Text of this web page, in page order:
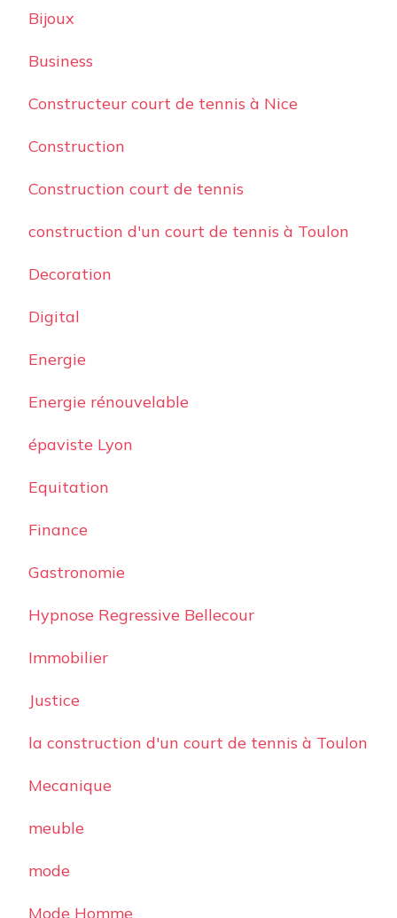
Bijoux
Business
Constructeur court de tennis à Nice
Construction
Construction court de tennis
construction d'un court de tennis à Toulon
Decoration
Digital
Energie
Energie rénouvelable
épaviste Lyon
Equitation
Finance
Gastronomie
Hypnose Regressive Bellecour
Immobilier
Justice
la construction d'un court de tennis à Toulon
Mecanique
meuble
mode
Mode Homme